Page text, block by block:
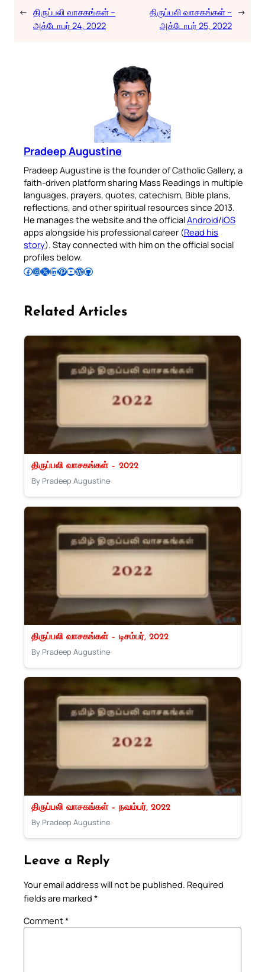
← திருப்பலி வாசகங்கள் –
அக்டோபர் 24, 2022
திருப்பலி வாசகங்கள் –
அக்டோபர் 25, 2022
→
Pradeep Augustine
Pradeep Augustine is the founder of Catholic Gallery, a
faith-driven platform sharing Mass Readings in multiple
languages, prayers, quotes, catechism, Bible plans,
reflections, and other spiritual resources since 2013.
He manages the website and the officialAndroid/iOS
apps alongside his professional career (Read his
story). Stay connected with him on the official social
profiles below.
Follow Pradeep on Facebook Follow Pradeep on InstagramFollow Pradeep on X Follow Pradeep on LinkedIn Follow Pradeep on Pinterest Subscribe to Pradeep’s Youtube Channel Follow Pradeep on WordPress Follow Pradeep on GitHub
Related Articles
திருப்பலி வாசகங்கள் – 2022
By Pradeep Augustine
திருப்பலி வாசகங்கள் – டிசம்பர், 2022
By Pradeep Augustine
திருப்பலி வாசகங்கள் – நவம்பர், 2022
By Pradeep Augustine
Leave a Reply
Your email address will not be published. Required
fields are marked *
Comment*